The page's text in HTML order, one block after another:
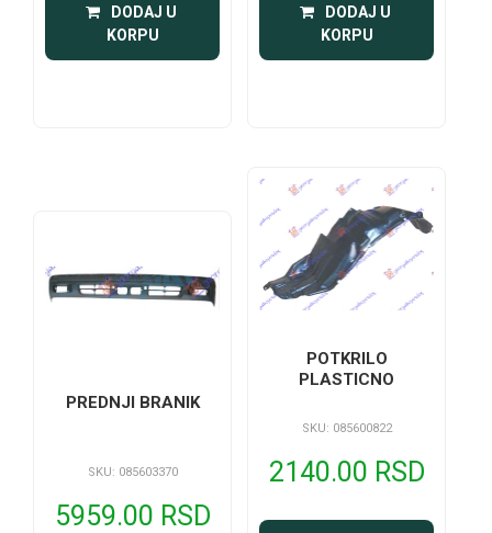
DODAJ U
KORPU
DODAJ U
KORPU
PREDNJI BRANIK
SKU: 085603370
5959.00 RSD
POTKRILO
PLASTICNO
SKU: 085600822
2140.00 RSD